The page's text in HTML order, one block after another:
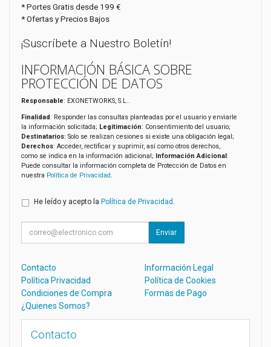
* Portes Gratis desde 199 €
* Ofertas y Precios Bajos
¡Suscríbete a Nuestro Boletín!
INFORMACIÓN BÁSICA SOBRE
PROTECCIÓN DE DATOS
Responsable: EXONETWORKS, S.L..
Finalidad: Responder las consultas planteadas por el usuario y enviarle
la información solicitada; Legitimación: Consentimiento del usuario;
Destinatarios: Solo se realizan cesiones si existe una obligación legal;
Derechos: Acceder, rectificar y suprimir, así como otros derechos,
como se indica en la información adicional; Información Adicional:
Puede consultar la información completa de Protección de Datos en
nuestra Política de Privacidad.
He leído y acepto la Política de Privacidad .
Enviar
Contacto
Información Legal
Política Privacidad
Política de Cookies
Condiciones de Compra
Formas de Pago
¿Quienes Somos?
Contacto